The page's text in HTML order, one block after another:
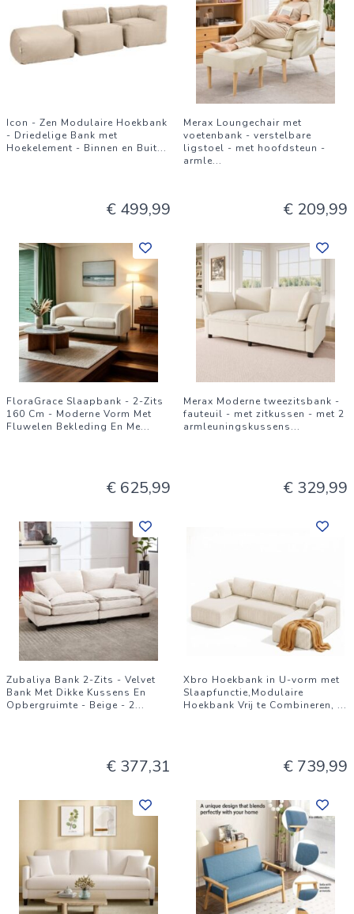
Icon - Zen Modulaire Hoekbank
- Driedelige Bank met
Hoekelement - Binnen en Buit...
€ 499,99
Merax Loungechair met
voetenbank - verstelbare
ligstoel - met hoofdsteun -
armle...
€ 209,99
FloraGrace Slaapbank - 2-Zits
160 Cm - Moderne Vorm Met
Fluwelen Bekleding En Me...
€ 625,99
Merax Moderne tweezitsbank -
fauteuil - met zitkussen - met 2
armleuningskussens...
€ 329,99
Zubaliya Bank 2-Zits - Velvet
Bank Met Dikke Kussens En
Opbergruimte - Beige - 2...
€ 377,31
Xbro Hoekbank in U-vorm met
Slaapfunctie,Modulaire
Hoekbank Vrij te Combineren, ...
€ 739,99